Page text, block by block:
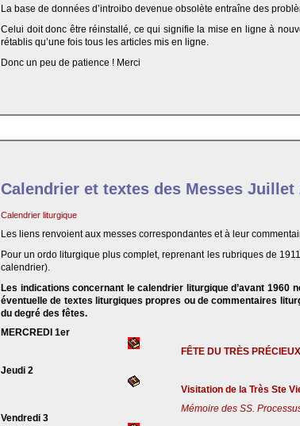
La base de données d’introibo devenue obsolète entraîne des
Celui doit donc être réinstallé, ce qui signifie la mise en ligne à
rétablis qu’une fois tous les articles mis en ligne.
Donc un peu de patience ! Merci
Calendrier et textes des Messes Juillet
Calendrier liturgique
Les liens renvoient aux messes correspondantes et à leur
Pour un ordo liturgique plus complet, reprenant les rubriques de
calendrier).
Les indications concernant le calendrier liturgique d’avant
éventuelle de textes liturgiques propres ou de commentaires
du degré des fêtes.
MERCREDI 1er
FÊTE DU TRÈS
Jeudi 2
Visitation de la Très Ste
Mémoire des SS.
Vendredi 3